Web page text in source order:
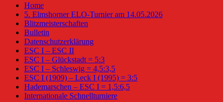
Home
5. Elmshorner ELO-Turnier am 14.05.2026
Blitzmeisterschaften
Bulletin
Datenschutzerklärung
ESC I – ESC II
ESC I – Glückstadt = 5:3
ESC I – Schleswig = 4,5:3,5
ESC I (1909) – Leck I (1995) = 3:5
Hademarschen – ESC I = 1,5:6,5
Internationale Schnellturniere